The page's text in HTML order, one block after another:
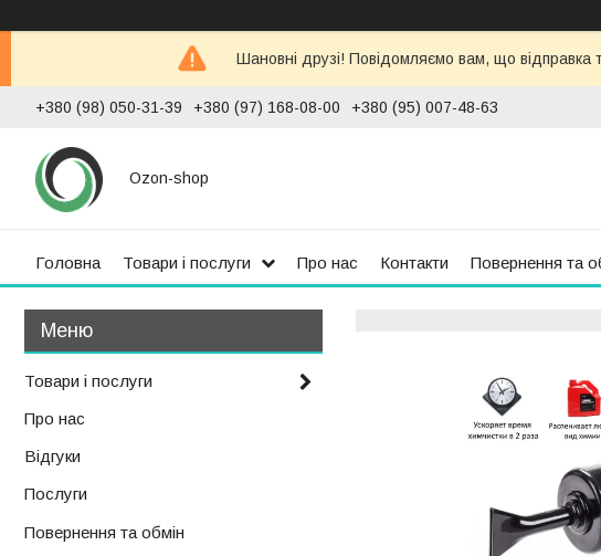
Шановні друзі! Повідомляємо вам, що
+380 (98) 050-31-39 +380 (97) 168-08-00 +380 (95) 007-48-63
Ozon-shop
Головна Товари і послуги Про нас Контакти Повернення та
Товари і послуги
Про нас
Відгуки
Послуги
Повернення та обмін